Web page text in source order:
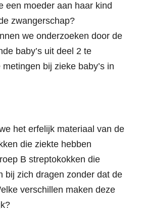
een moeder aan haar kind
zwangerschap?
we onderzoeken door de
baby’s uit deel 2 te
bij zieke baby’s in
het erfelijk materiaal van de
die ziekte hebben
B streptokokken die
bij zich dragen zonder dat de
verschillen maken deze